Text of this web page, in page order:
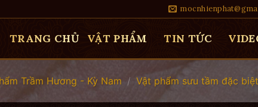
TRANG CHỦ VẬT PHẨM TIN TỨC
Trầm Hương - Kỳ Nam / Vật phẩm sưu tầm đặc biệt